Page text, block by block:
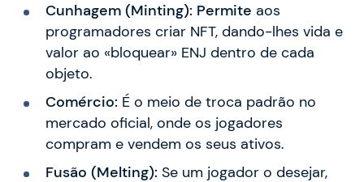
Cunhagem (Minting): Permite aos
programadores criar NFT, dando-lhes vida e
valor ao «bloquear» ENJ dentro de cada
objeto.
Comércio: É o meio de troca padrão no
mercado oficial, onde os jogadores
compram e vendem os seus ativos.
Fusão (Melting): Se um jogador o desejar,